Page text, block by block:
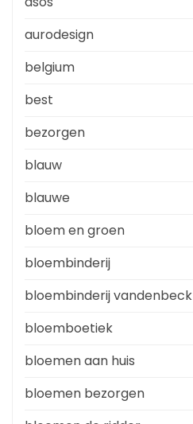
aurodesign
belgium
best
bezorgen
blauw
blauwe
bloem en groen
bloembinderij
bloembinderij vandenbeck
bloemboetiek
bloemen aan huis
bloemen bezorgen